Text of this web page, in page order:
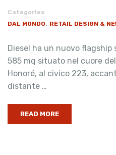
Categories
DAL MONDO, RETAIL DESIGN &
Diesel ha un nuovo flagship
585 mq situato nel cuore
Honoré, al civico 223,
distante …
READ MORE